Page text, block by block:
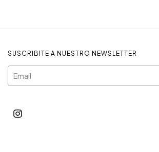
SUSCRIBITE A NUESTRO NEWSLETTER